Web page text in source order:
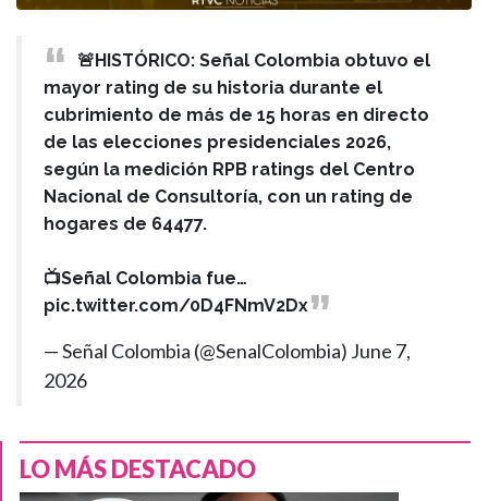
🚨HISTÓRICO: Señal Colombia obtuvo el
mayor rating de su historia durante el
cubrimiento de más de 15 horas en directo
de las elecciones presidenciales 2026,
según la medición RPB ratings del Centro
Nacional de Consultoría, con un rating de
hogares de 64477.
📺Señal Colombia fue…
pic.twitter.com/0D4FNmV2Dx
— Señal Colombia (@SenalColombia) June 7,
2026
LO MÁS DESTACADO